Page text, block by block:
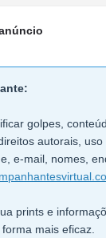
golpes,
autorais,
e-mail, nomes,
prints e
mais eficaz.